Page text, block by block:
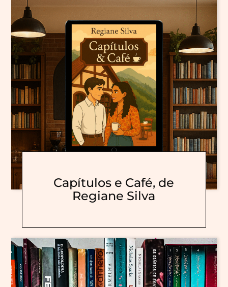
Capítulos e Café, de
Regiane Silva